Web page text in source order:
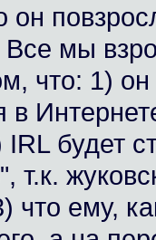
он
Все мы
что: 1)
в
будет
т.к.
что ему,